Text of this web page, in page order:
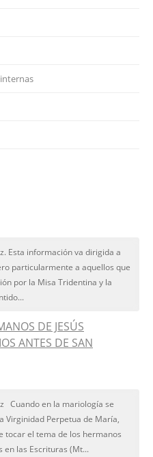
Esta información va dirigida a
particularmente a aquellos que
por la Misa Tridentina y la
DE JESÚS
ANTES DE SAN
Cuando en la mariología se
Virginidad Perpetua de María,
tocar el tema de los hermanos
en las Escrituras (Mt...